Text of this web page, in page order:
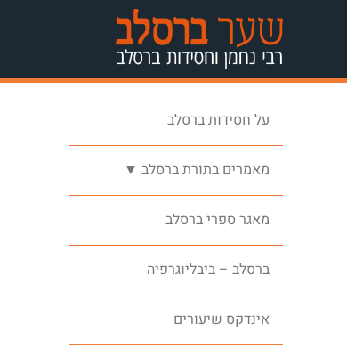
על חסידות ברסלב
מאמרים בתורת ברסלב ▼
מאגר ספרי ברסלב
ברסלב – ביבליוגרפיה
אינדקס שיעורים